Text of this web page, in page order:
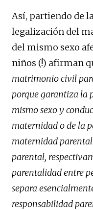
Así, partiendo de
legalización del
del mismo sexo
niños (!) afirman
matrimonio civil
porque garantiza la
mismo sexo y
maternidad o de la
maternidad
parental,
parentalidad entre
separa
responsabilidad